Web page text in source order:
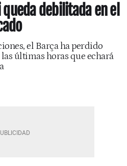
debilitada en el
el Barça ha perdido
últimas horas que echará